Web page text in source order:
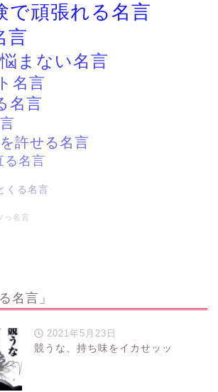
で頑張れる名言
言
まない名言
名言
名言
許せる名言
る名言
くる名言
っ名言
名言」
2021年5月23日
競うな、持ち味をイカせッッ